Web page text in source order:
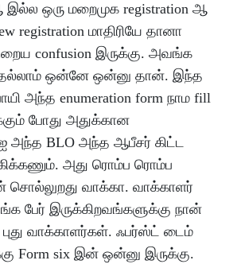
இல்ல ஒரு மறைமுக registration ஆ
registration மாதிரியே தானா
confusion இருக்கு. அவங்க
ஒன்னே ஒன்னு தான். இந்த
அந்த enumeration form நாம fill
போது அதுக்கான
ஐ அந்த BLO அந்த ஆபீசர் கிட்ட
அது ரொம்ப ரொம்ப
சொல்லுறது வாக்கா. வாக்காளர்
பேர் இருக்கிறவங்களுக்கு நான்
வாக்காளர்கள். ஃபர்ஸ்ட் டைம்
Form six இன் ஒன்னு இருக்கு.